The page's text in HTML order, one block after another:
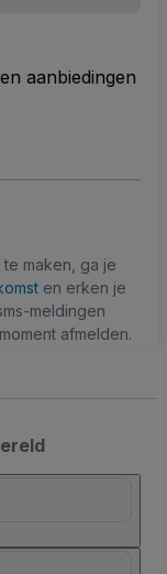
aanbiedingen
maken, ga je
en erken je
meldingen
afmelden.